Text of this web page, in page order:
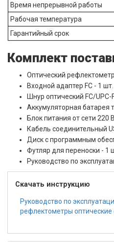
Время непрерывной работы
Рабочая температура
Гарантийный срок
Комплект
Оптический
Входной адаптер FC - 1 шт.
Шнур оптический FC/UPC-
Аккумуляторная батарея
Блок питания от сети 220
Кабель соединительный
Диск с программным
Футляр для переноски - 1
Руководство по
Скачать инструкцию
Руководство по
рефлектометры